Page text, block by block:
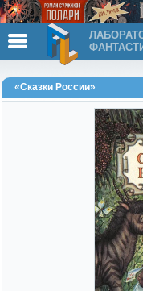
«Сказки России»